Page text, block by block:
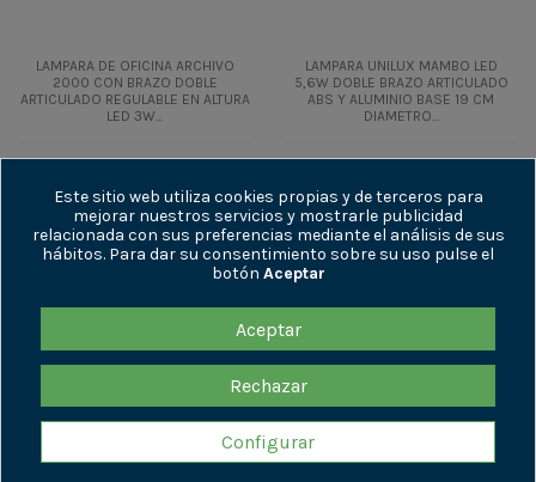
LAMPARA DE OFICINA ARCHIVO
2000 CON BRAZO DOBLE
ARTICULADO REGULABLE EN ALTURA
LED 3W...
71,57 €
86,60 € IVA incl.
Añadir al
carrito
LAMPARA UNILUX MAMBO LED
5,6W DOBLE BRAZO ARTICULADO
ABS Y ALUMINIO BASE 19 CM
DIAMETRO...
62,56 €
75,70 €
Añadir al
carrito
Este sitio web utiliza cookies propias y de terceros para
mejorar nuestros servicios y mostrarle publicidad
relacionada con sus preferencias mediante el análisis de sus
hábitos. Para dar su consentimiento sobre su uso pulse el
botón Aceptar
Aceptar
Rechazar
Configurar